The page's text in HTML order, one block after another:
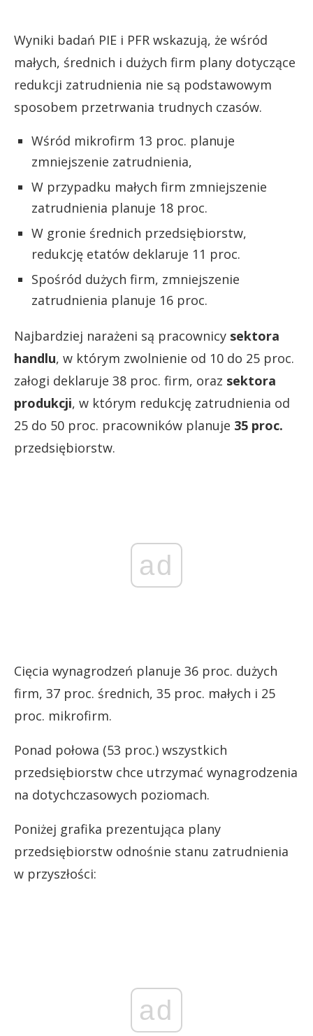
Wyniki badań PIE i PFR wskazują, że wśród
małych, średnich i dużych firm plany dotyczące
redukcji zatrudnienia nie są podstawowym
sposobem przetrwania trudnych czasów.
Wśród mikrofirm 13 proc. planuje
zmniejszenie zatrudnienia,
W przypadku małych firm zmniejszenie
zatrudnienia planuje 18 proc.
W gronie średnich przedsiębiorstw,
redukcję etatów deklaruje 11 proc.
Spośród dużych firm, zmniejszenie
zatrudnienia planuje 16 proc.
Najbardziej narażeni są pracownicy sektora
handlu, w którym zwolnienie od 10 do 25 proc.
załogi deklaruje 38 proc. firm, oraz sektora
produkcji, w którym redukcję zatrudnienia od
25 do 50 proc. pracowników planuje 35 proc.
przedsiębiorstw.
ad
Cięcia wynagrodzeń planuje 36 proc. dużych
firm, 37 proc. średnich, 35 proc. małych i 25
proc. mikrofirm.
Ponad połowa (53 proc.) wszystkich
przedsiębiorstw chce utrzymać wynagrodzenia
na dotychczasowych poziomach.
Poniżej grafika prezentująca plany
przedsiębiorstw odnośnie stanu zatrudnienia
w przyszłości:
ad